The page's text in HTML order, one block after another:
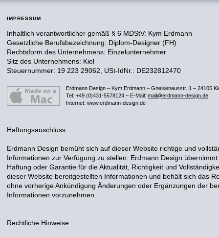
IMPRESSUM
Inhaltlich verantwortlicher gemäß § 6 MDStV: Kym Erdmann
Gesetzliche Berufsbezeichnung: Diplom-Designer (FH)
Rechtsform des Unternehmens: Einzelunternehmer
Sitz des Unternehmens: Kiel
Steuernummer: 19 223 29062, USt-IdNr.: DE232812470
Erdmann Design – Kym Erdmann – Gneisenausstr. 1 – 24105
Tel: +49 (0)431-5578124 – E-Mail: mail@erdmann-design.de
Internet: www.erdmann-design.de
Haftungsauschluss
Erdmann Design bemüht sich auf dieser Website richtige und
Informationen zur Verfügung zu stellen. Erdmann Design
Haftung oder Garantie für die Aktualität, Richtigkeit und
dieser Website bereitgestellten Informationen und behält sich das
ohne vorherige Ankündigung Änderungen oder Ergänzungen der
Informationen vorzunehmen.
Rechtliche Hinweise